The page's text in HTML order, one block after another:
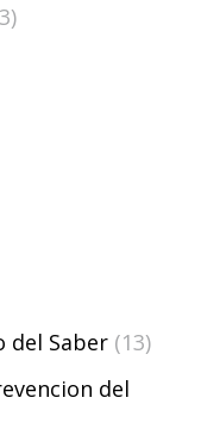
del Saber (13)
del